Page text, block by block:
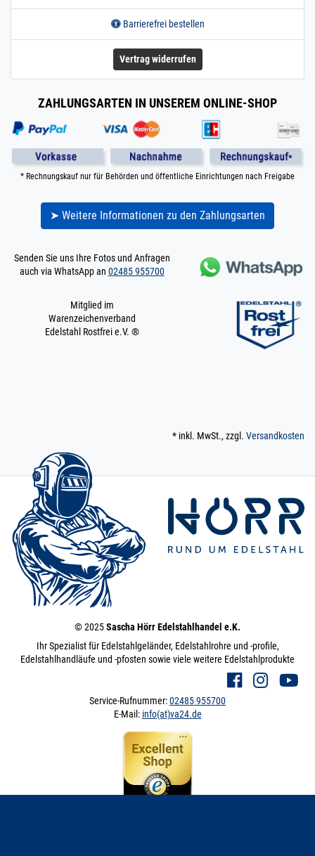
Barrierefrei bestellen
Vertrag widerrufen
ZAHLUNGSARTEN IN UNSEREM ONLINE-SHOP
* Rechnungskauf nur für Behörden und öffentliche Einrichtungen nach Freigabe
➤ Weitere Informationen zu den Zahlungsarten
Senden Sie uns Ihre Fotos und Anfragen
auch via WhatsApp an 02485 955700
Mitglied im
Warenzeichenverband
Edelstahl Rostfrei e.V. ®
* inkl. MwSt., zzgl. Versandkosten
© 2025Sascha Hörr Edelstahlhandel e.K.
Ihr Spezialist für Edelstahlgeländer, Edelstahlrohre und -profile,
Edelstahlhandläufe und -pfosten sowie viele weitere Edelstahlprodukte
Service-Rufnummer:02485 955700
E-Mail: info(at)va24.de